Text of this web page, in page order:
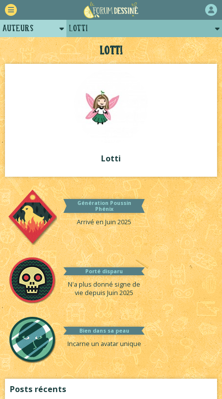
Lotti
Lotti
Génération Poussin
Phénix
Arrivé en Juin 2025
Porté disparu
N'a plus donné signe de
vie depuis Juin 2025
Bien dans sa peau
Incarne un avatar unique
Posts récents
Auteurs
Retour
Forum
Projets
Tutoriels
Lotti
Posts de lotti